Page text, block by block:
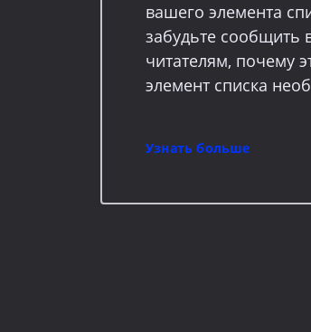
вашего элемента
забудьте сообщить
читателям, почему
элемент списка
Узнать больше